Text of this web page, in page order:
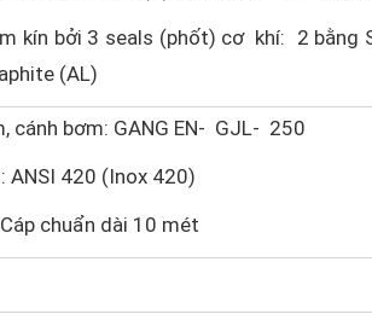
kín bởi 3 seals (phốt) cơ khí: 2 bằng
(AL)
cánh bơm: GANG EN- GJL- 250
ANSI 420 (Inox 420)
chuẩn dài 10 mét